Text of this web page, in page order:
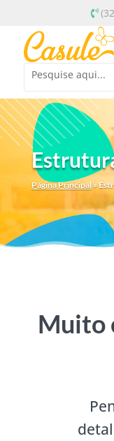
Página Principal»
Muito